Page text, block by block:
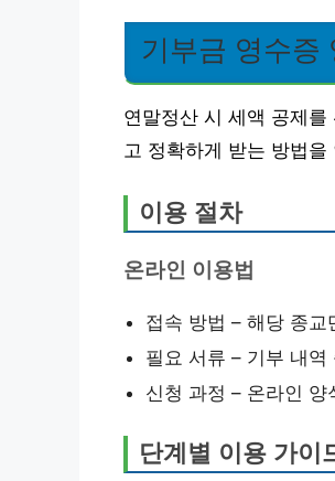
기부금 영수증
연말정산 시 세액 공제
고 정확하게 받는 방법
이용 절차
온라인 이용법
접속 방법 – 해당 종
필요 서류 – 기부 내
신청 과정 – 온라인 양
단계별 이용 가이